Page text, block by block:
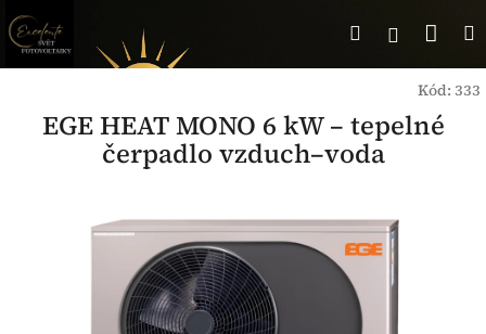
Přejít
na
obsah
Hledat
Kód: 333
EGE HEAT MONO 6 kW – tepelné
čerpadlo vzduch–voda